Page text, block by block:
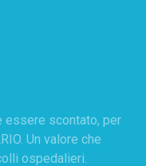
essere scontato, per
Un valore che
ospedalieri.